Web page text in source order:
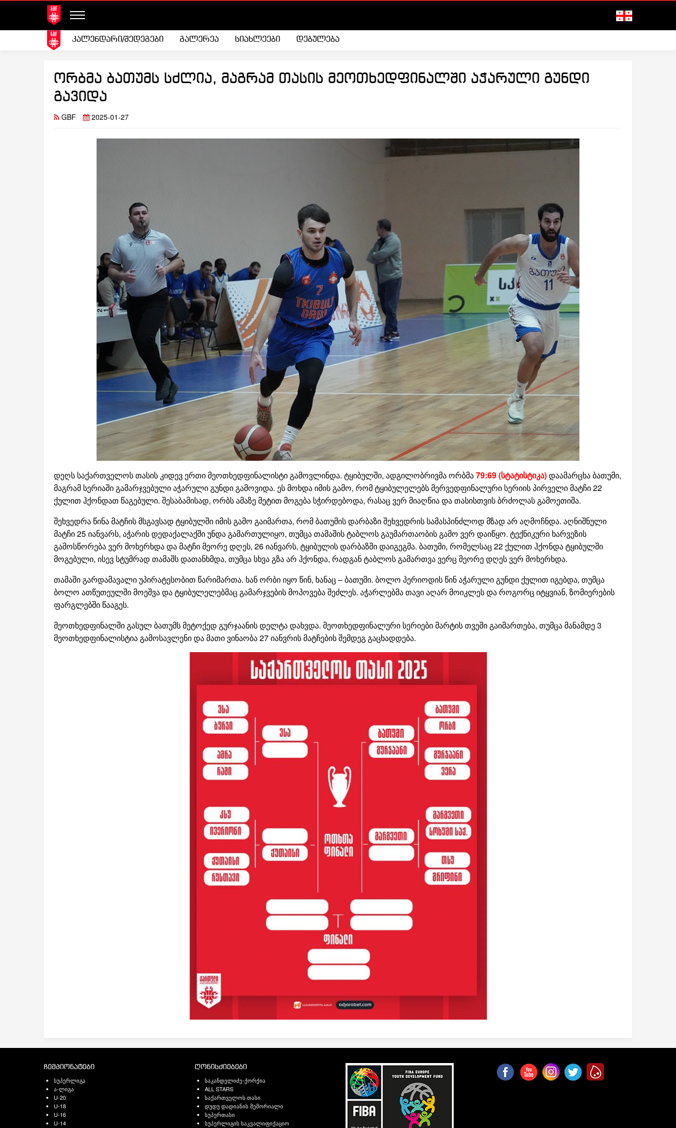
კალენდარი/შედეგები გალერეა სიახლეები დებულება
ორბმა ბათუმს სძლია, მაგრამ თასის მეოთხედფინალში აჭარული გუნდი
გავიდა
GBF 2025-01-27
დეღს საქართველოს თასის კიდევ ერთი მეოთხედფინალისტი გამოვლინდა. ტყიბულში, ადგილობრივმა ორბმა79:69 (სტატისტიკა)დაამარცხა ბათუმი,
მაგრამ სერიაში გამარჯვებული აჭარული გუნდი გამოვიდა. ეს მოხდა იმის გამო, რომ ტყიბულელებს მერვედფინალური სერიის პირველი მატჩი 22
ქულით ჰქონდათ წაგებული. შესაბამისად, ორბს ამაზე მეტით მოგება სჭირდებოდა, რასაც ვერ მიაღწია და თასისთვის ბრძოლას გამოეთიშა.
შეხვედრა წინა მატჩის მსგავსად ტყიბულში იმის გამო გაიმართა, რომ ბათუმის დარბაზი შეხვედრის სამასპინძლოდ მზად არ აღმოჩნდა. აღნიშნული
მატჩი 25 იანვარს, აჭარის დედაქალაქში უნდა გამართულიყო, თუმცა თამაშის ტაბლოს გაუმართაობის გამო ვერ დაიწყო. ტექნიკური ხარვეზის
გამოსწორება ვერ მოხერხდა და მატჩი მეორე დღეს, 26 იანვარს, ტყიბულის დარბაზში დაიგეგმა. ბათუმი, რომელსაც 22 ქულით ჰქონდა ტყიბულში
მოგებული, ისევ სტუმრად თამაშს დათანხმდა, თუმცა სხვა გზა არ ჰქონდა, რადგან ტაბლოს გამართვა ვერც მეორე დღეს ვერ მოხერხდა.
თამაში გარდამავალი უპირატესობით წარიმართა. ხან ორბი იყო წინ, ხანაც – ბათუმი. ბოლო პერიოდის წინ აჭარული გუნდი ქულით იგებდა, თუმცა
ბოლო ათწუთეულში მოეშვა და ტყიბულელებმაც გამარჯვების მოპოვება შეძლეს. აჭარლებმა თავი აღარ მოიკლეს და როგორც იტყვიან, ზომიერების
ფარგლებში წააგეს.
მეოთხედფინალში გასულ ბათუმს მეტოქედ გურჯაანის დელტა დახვდა. მეოთხედფინალური სერიები მარტის თვეში გაიმართება, თუმცა მანამდე 3
მეოთხედფინალისტია გამოსავლენი და მათი ვინაობა 27 იანვრის მატჩების შემდეგ გაცხადდება.
ჩემპიონატები
სუპერლიგა
ა-ლიგა
U-20
U-18
U-16
U-14
ღონისძიებები
საკანდელიძე-ქორქია
ALL STARS
საქართველოს თასი
დუდუ დადიანის მემორიალი
სუპერთასი
სუპერლიგის საკვალიფიქაციო